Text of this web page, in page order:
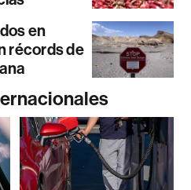
en
récords de